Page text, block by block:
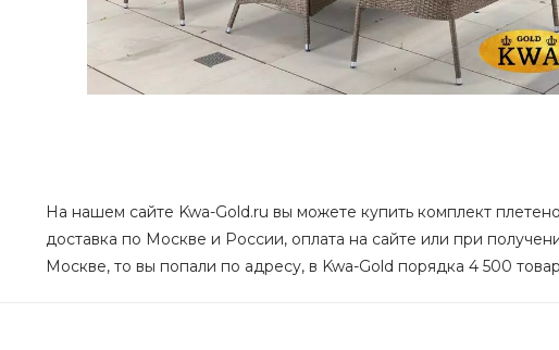
На нашем сайте Kwa-Gold.ru вы можете купить комплект
доставка по Москве и России, оплата на сайте или при
Москве, то вы попали по адресу, в Kwa-Gold порядка 4 500